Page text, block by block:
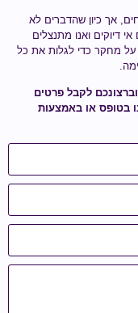
אך כיון שהדברים לא
דיוקים ואנו מתנצלים
על מחקר כדי לגלות את כל
.
לקבל פרטים
בטופס או באמצעות